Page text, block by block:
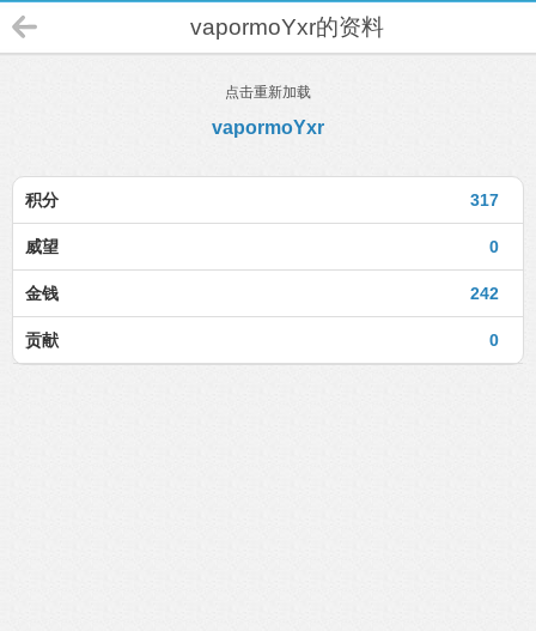
vapormoYxr的资料
点击重新加载
vapormoYxr
317
积分
0
威望
242
金钱
0
贡献